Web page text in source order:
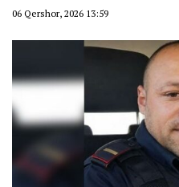
06 Qershor, 2026 13:59